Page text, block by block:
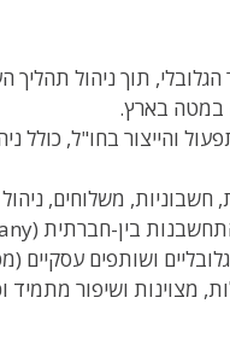
תוך ניהול
במטה בארץ.
ושותפים עסקיים
מצוינות ושיפור מתמיד